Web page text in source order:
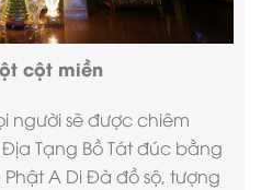
cột miền
người sẽ được chiêm
Tạng Bồ Tát đúc bằng
A Di Đà đồ sộ, tượng